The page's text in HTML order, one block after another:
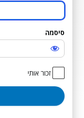
סיסמה
זכור אותי